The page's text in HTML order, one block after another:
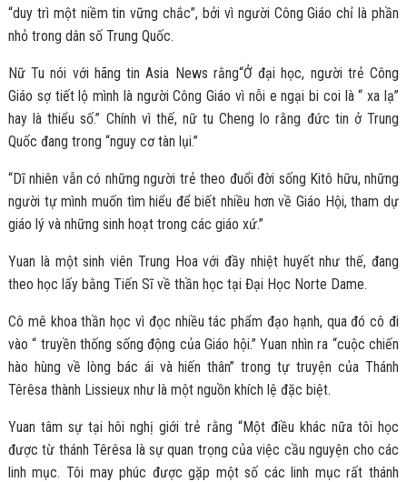
“duy trì một niềm tin vững chắc”, bởi vì người Công Giáo chỉ là phần
nhỏ trong dân số Trung Quốc.
Nữ Tu nói với hãng tin Asia News rằng“Ở đại học, người trẻ Công
Giáo sợ tiết lộ mình là người Công Giáo vì nỗi e ngại bi coi là “ xa lạ”
hay là thiểu số.” Chính vì thế, nữ tu Cheng lo rằng đức tin ở Trung
Quốc đang trong “nguy cơ tàn lụi.”
“Dĩ nhiên vẫn có những người trẻ theo đuổi đời sống Kitô hữu, những
người tự mình muốn tìm hiểu để biết nhiều hơn về Giáo Hội, tham dự
giáo lý và những sinh hoạt trong các giáo xứ.”
Yuan là một sinh viên Trung Hoa với đầy nhiệt huyết như thế, đang
theo học lấy bằng Tiến Sĩ về thần học tại Đại Học Norte Dame.
Cô mê khoa thần học vì đọc nhiều tác phẩm đạo hạnh, qua đó cô đi
vào “ truyền thống sống động của Giáo hội.” Yuan nhìn ra “cuộc chiến
hào hùng về lòng bác ái và hiến thân” trong tự truyện của Thánh
Têrêsa thành Lissieux như là một nguồn khích lệ đặc biệt.
Yuan tâm sự tại hôi nghị giới trẻ rằng “Một điều khác nữa tôi học
được từ thánh Têrêsa là sự quan trọng của việc cầu nguyện cho các
linh mục. Tôi may phúc được gặp một số các linh mục rất thánh